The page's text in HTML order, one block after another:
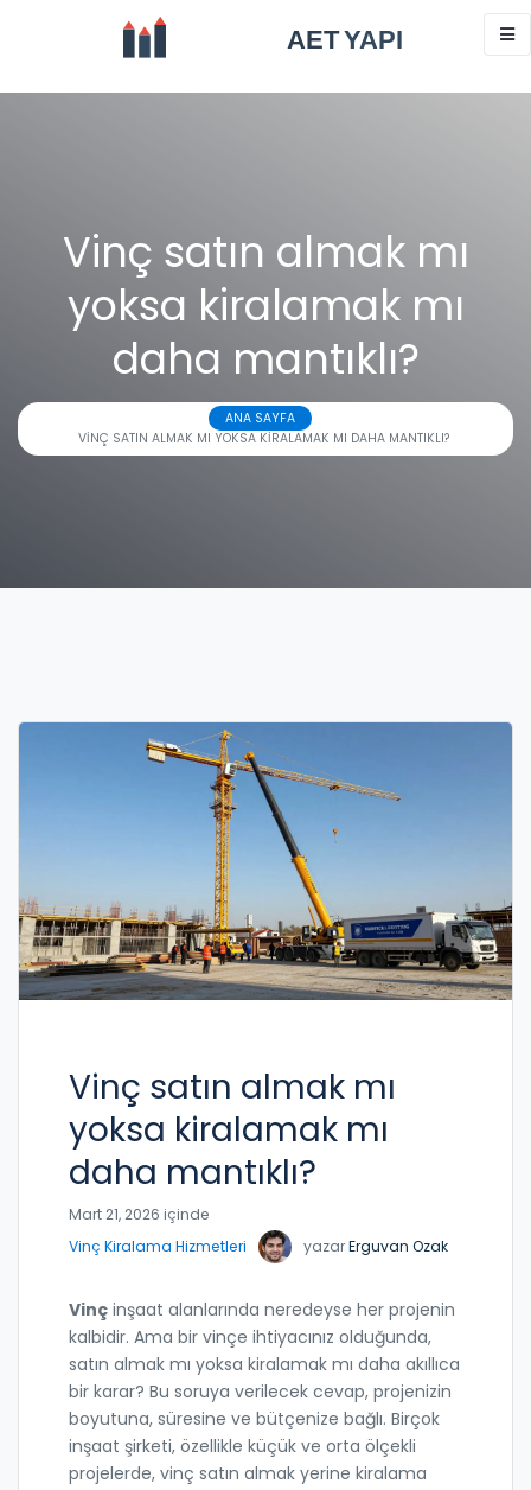
Vinç satın almak mı
yoksa kiralamak mı
daha mantıklı?
ANA SAYFA
VINÇ SATIN ALMAK MI YOKSA KIRALAMAK MI DAHA MANTIKLI?
Vinç satın almak mı
yoksa kiralamak mı
daha mantıklı?
Mart 21, 2026 içinde
Vinç Kiralama Hizmetleri
yazarErguvan Ozak
Vinç inşaat alanlarında neredeyse her projenin
kalbidir. Ama bir vinçe ihtiyacınız olduğunda,
satın almak mı yoksa kiralamak mı daha akıllıca
bir karar? Bu soruya verilecek cevap, projenizin
boyutuna, süresine ve bütçenize bağlı. Birçok
inşaat şirketi, özellikle küçük ve orta ölçekli
projelerde, vinç satın almak yerine kiralama